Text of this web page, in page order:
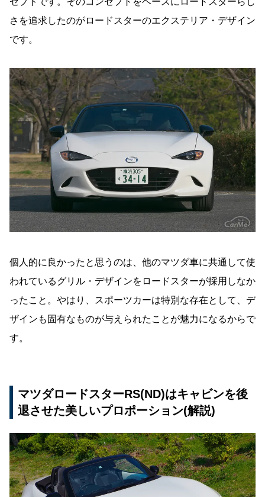
さを追求したのがロードスターのエクステリア・デザイン
です。
個人的に良かったと思うのは、他のマツダ車に共通して使
われているグリル・デザインをロードスターが採用しなか
ったこと。やはり、スポーツカーは特別な存在として、デ
ザインも固有なものが与えられたことが魅力になるからで
す。
マツダロードスターRS(ND)はキャビンを後
退させた美しいプロポーション(解説)